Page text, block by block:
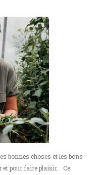
bonnes choses et les bons
et pour faire plaisir. Ce